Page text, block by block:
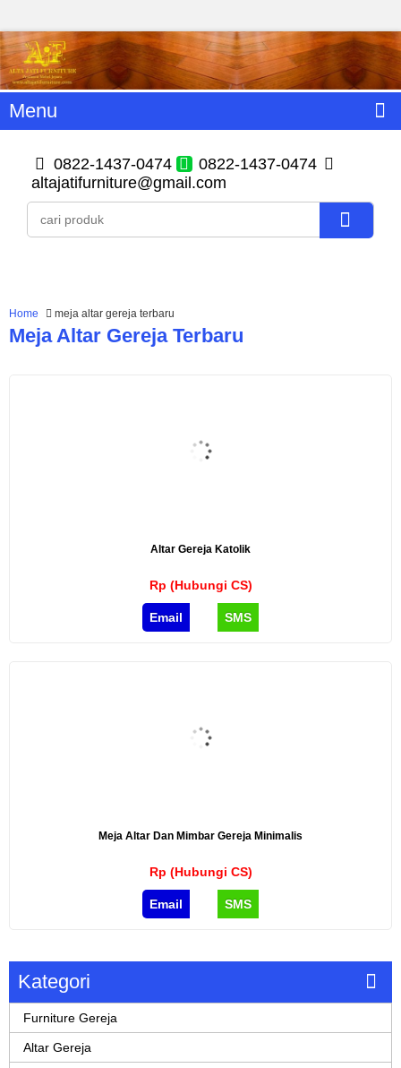
Menu
0822-1437-0474
0822-1437-0474
altajatifurniture@gmail.com
Home meja altar gereja terbaru
Meja Altar Gereja Terbaru
Altar Gereja Katolik
Rp (Hubungi CS)
Email SMS
Meja Altar Dan Mimbar Gereja Minimalis
Rp (Hubungi CS)
Email SMS
Kategori
Furniture Gereja
Altar Gereja